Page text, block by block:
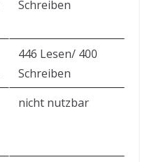
Schreiben
446 Lesen/ 400
Schreiben
nicht nutzbar